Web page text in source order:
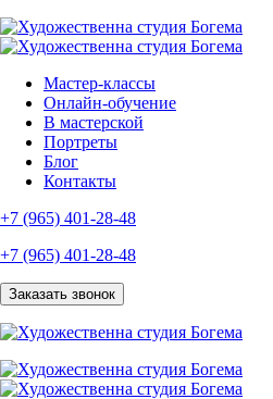
Мастер-классы
Онлайн-обучение
В мастерской
Портреты
Блог
Контакты
+7 (965) 401-28-48
+7 (965) 401-28-48
Заказать звонок